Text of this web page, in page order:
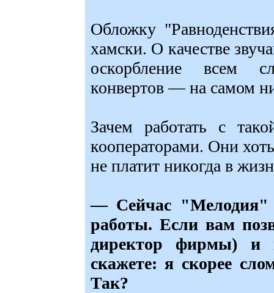
Обложку
хамски. О качестве
оскорбление всем
конвертов — на самом
Зачем работать с
кооператорами. Они
не платит никогда в
— Сейчас "Мелодия"
работы. Если вам
директор фирмы) и
скажете: я скорее
Так?